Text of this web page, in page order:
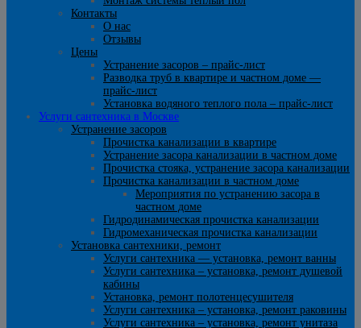
Контакты
О нас
Отзывы
Цены
Устранение засоров – прайс-лист
Разводка труб в квартире и частном доме —
прайс-лист
Установка водяного теплого пола – прайс-лист
Услуги сантехника в Москве
Устранение засоров
Прочистка канализации в квартире
Устранение засора канализации в частном доме
Прочистка стояка, устранение засора канализации
Прочистка канализации в частном доме
Мероприятия по устранению засора в
частном доме
Гидродинамическая прочистка канализации
Гидромеханическая прочистка канализации
Установка сантехники, ремонт
Услуги сантехника — установка, ремонт ванны
Услуги сантехника – установка, ремонт душевой
кабины
Установка, ремонт полотенцесушителя
Услуги сантехника – установка, ремонт раковины
Услуги сантехника – установка, ремонт унитаза